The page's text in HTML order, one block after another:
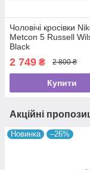
Чоловічі кросівки
Metcon 5 Russell
Black
2 749 ₴ 2 800 ₴
Купити
Акційні
Новинка –26%